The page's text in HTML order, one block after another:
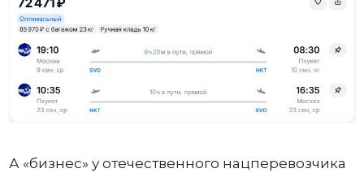
А «бизнес» у отечественного нацперевозчика